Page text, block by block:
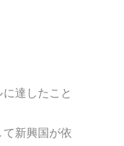
達したこと
新興国が依